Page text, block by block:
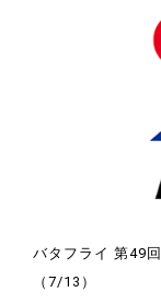
バタフライ 第49
（7/13）